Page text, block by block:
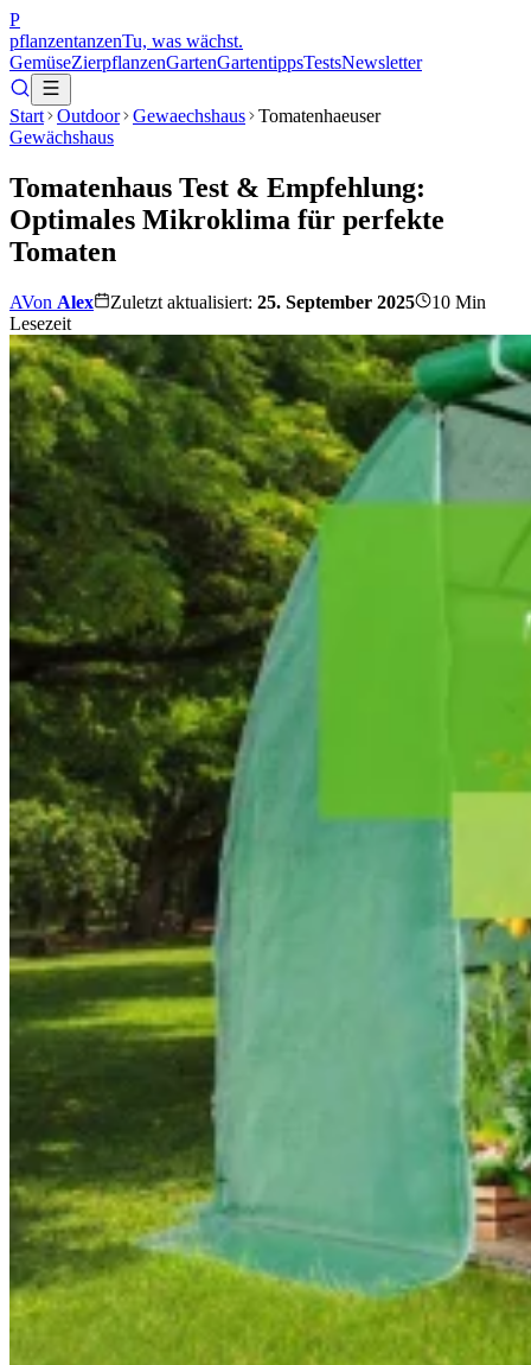
P
pflanzentanzenTu, was wächst.
GemüseZierpflanzenGartenGartentippsTestsNewsletter
Start Outdoor Gewaechshaus
Tomatenhaeuser
Gewächshaus
Tomatenhaus Test & Empfehlung:
Optimales Mikroklima für perfekte
Tomaten
AVon Alex Zuletzt aktualisiert: 25. September 2025 10 Min
Lesezeit